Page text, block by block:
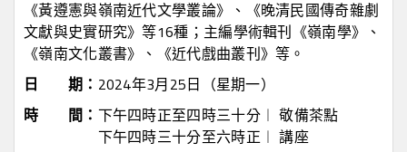
《黃遵憲與嶺南近代文學叢論》、《晚清民國傳奇雜劇
文獻與史實研究》等16種；主編學術輯刊《嶺南學》、
《嶺南文化叢書》、《近代戲曲叢刊》等。
日 期： 2024年3月25日（星期一）
時 間： 下午四時正至四時三十分︱ 敬備茶點
下午四時三十分至六時正︱ 講座